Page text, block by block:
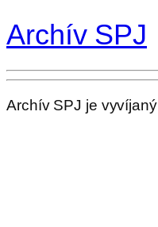
Archív SPJ
Archív SPJ je vyvíjaný